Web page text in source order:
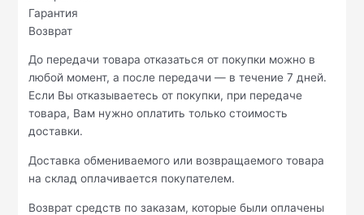
Гарантия
Возврат
До передачи товара отказаться от покупки можно в
любой момент, а после передачи — в течение 7 дней.
Если Вы отказываетесь от покупки, при передаче
товара, Вам нужно оплатить только стоимость
доставки.
Доставка обмениваемого или возвращаемого товара
на склад оплачивается покупателем.
Возврат средств по заказам, которые были оплачены